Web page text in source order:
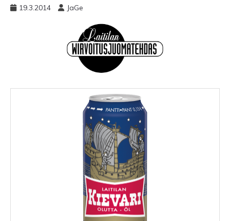
19.3.2014 JaGe